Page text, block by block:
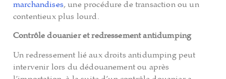
marchandises, une procédure de transaction ou un
contentieux plus lourd.
Contrôle douanier et redressement antidumping
Un redressement lié aux droits antidumping peut
intervenir lors du dédouanement ou après